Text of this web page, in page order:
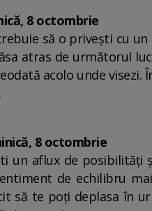
8 octombrie
să o privești cu
atras de următorul
acolo unde
8 octombrie
un aflux de
de echilibru
să te poți deplasa în